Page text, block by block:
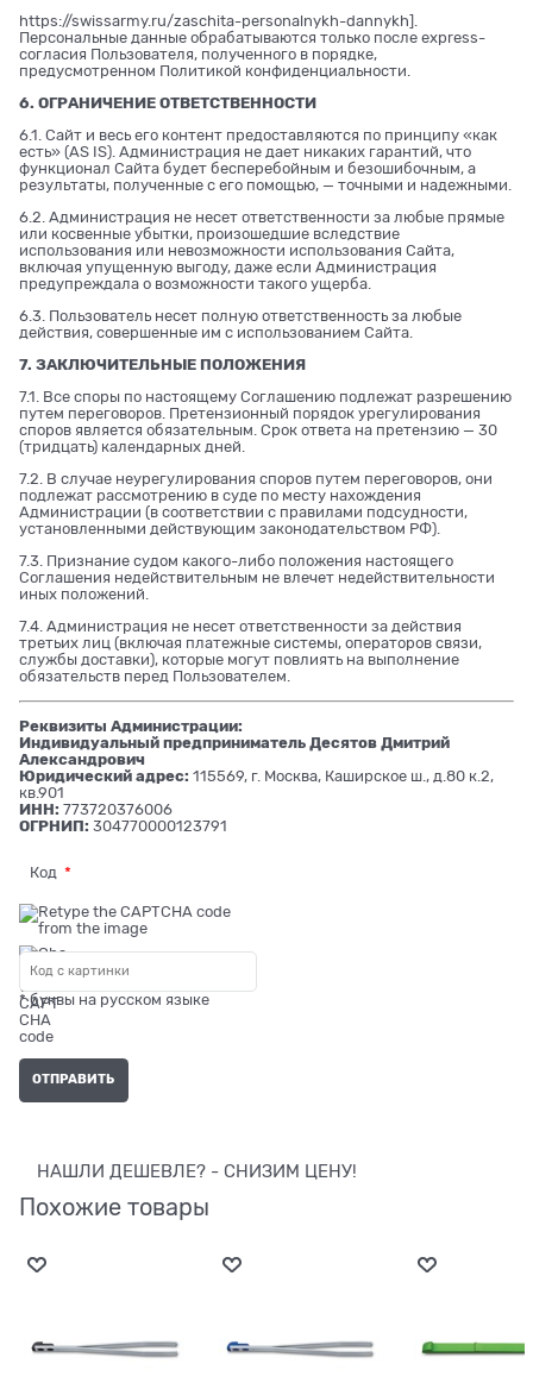
https://swissarmy.ru/zaschita-personalnykh-dannykh].
Персональные данные обрабатываются только после express-
согласия Пользователя, полученного в порядке,
предусмотренном Политикой конфиденциальности.
6. ОГРАНИЧЕНИЕ ОТВЕТСТВЕННОСТИ
6.1. Сайт и весь его контент предоставляются по принципу «как
есть» (AS IS). Администрация не дает никаких гарантий, что
функционал Сайта будет бесперебойным и безошибочным, а
результаты, полученные с его помощью, — точными и надежными.
6.2. Администрация не несет ответственности за любые прямые
или косвенные убытки, произошедшие вследствие
использования или невозможности использования Сайта,
включая упущенную выгоду, даже если Администрация
предупреждала о возможности такого ущерба.
6.3. Пользователь несет полную ответственность за любые
действия, совершенные им с использованием Сайта.
7. ЗАКЛЮЧИТЕЛЬНЫЕ ПОЛОЖЕНИЯ
7.1. Все споры по настоящему Соглашению подлежат разрешению
путем переговоров. Претензионный порядок урегулирования
споров является обязательным. Срок ответа на претензию — 30
(тридцать) календарных дней.
7.2. В случае неурегулирования споров путем переговоров, они
подлежат рассмотрению в суде по месту нахождения
Администрации (в соответствии с правилами подсудности,
установленными действующим законодательством РФ).
7.3. Признание судом какого-либо положения настоящего
Соглашения недействительным не влечет недействительности
иных положений.
7.4. Администрация не несет ответственности за действия
третьих лиц (включая платежные системы, операторов связи,
службы доставки), которые могут повлиять на выполнение
обязательств перед Пользователем.
Реквизиты Администрации:
Индивидуальный предприниматель Десятов Дмитрий
Александрович
Юридический адрес: 115569, г. Москва, Каширское ш., д.80 к.2,
кв.901
ИНН: 773720376006
ОГРНИП: 304770000123791
Код
* буквы на русском языке
НАШЛИ ДЕШЕВЛЕ? - СНИЗИМ ЦЕНУ!
Похожие товары